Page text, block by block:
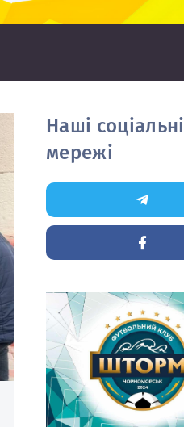
Наші соціальні
мережі